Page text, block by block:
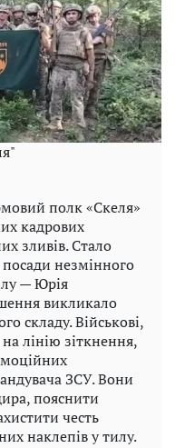
полк «Скеля»
кадрових
зливів. Стало
незмінного
— Юрія
викликало
складу. Військові,
лінію зіткнення,
ЗСУ. Вони
пояснити
честь
наклепів у тилу.